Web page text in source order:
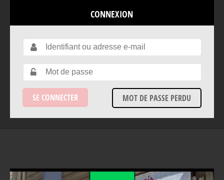
CONNEXION
MOT DE PASSE PERDU